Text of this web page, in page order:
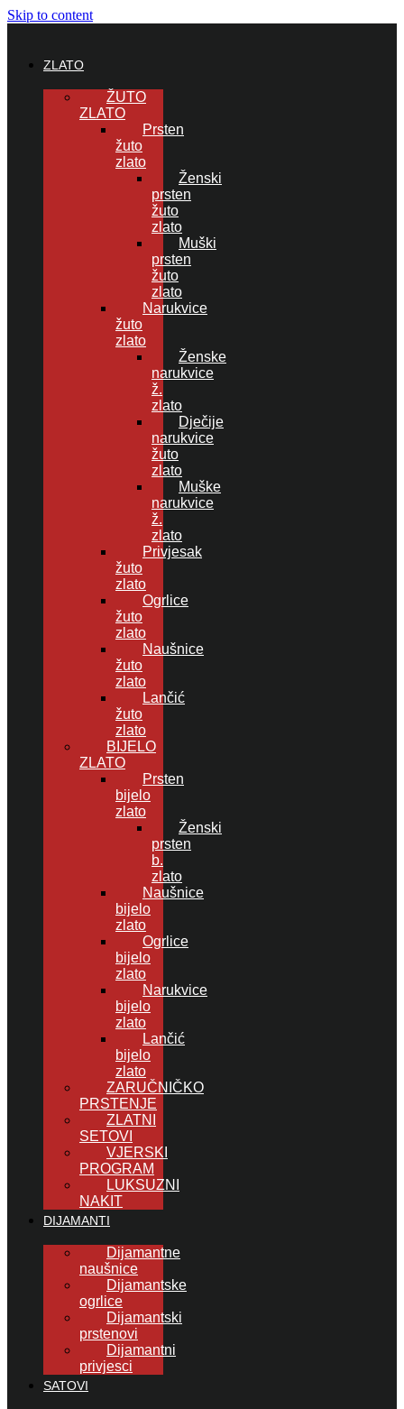
Skip to content
ZLATO
ŽUTO
ZLATO
Prsten
žuto
zlato
Ženski
prsten
žuto
zlato
Muški
prsten
žuto
zlato
Narukvice
žuto
zlato
Ženske
narukvice
ž.
zlato
Dječije
narukvice
žuto
zlato
Muške
narukvice
ž.
zlato
Privjesak
žuto
zlato
Ogrlice
žuto
zlato
Naušnice
žuto
zlato
Lančić
žuto
zlato
BIJELO
ZLATO
Prsten
bijelo
zlato
Ženski
prsten
b.
zlato
Naušnice
bijelo
zlato
Ogrlice
bijelo
zlato
Narukvice
bijelo
zlato
Lančić
bijelo
zlato
ZARUČNIČKO
PRSTENJE
ZLATNI
SETOVI
VJERSKI
PROGRAM
LUKSUZNI
NAKIT
DIJAMANTI
Dijamantne
naušnice
Dijamantske
ogrlice
Dijamantski
prstenovi
Dijamantni
privjesci
SATOVI